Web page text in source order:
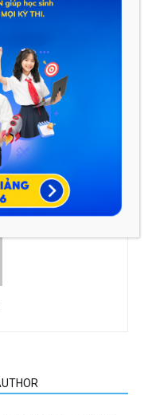
lý của nhiệt động
học – Môn Vật lí lớp 10